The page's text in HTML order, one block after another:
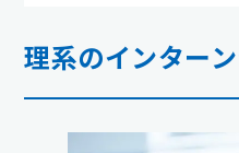
理系のインター